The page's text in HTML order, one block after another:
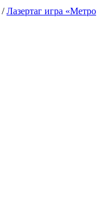
/Лазертаг игра «Метро